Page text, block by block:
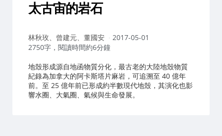
太古宙的岩石
作
者：
林秋玫、曾建元、董國安
2017-05-01
2750字，閱讀時間約6分鐘
地殼形成源自地函物質分化，最古老的大陸地殼物質
紀錄為加拿大的阿卡斯塔片麻岩，可追溯至 40 億年
前。至 25 億年前已形成約半數現代地殼，其演化也影
響水圈、大氣圈、氣候與生命發展。